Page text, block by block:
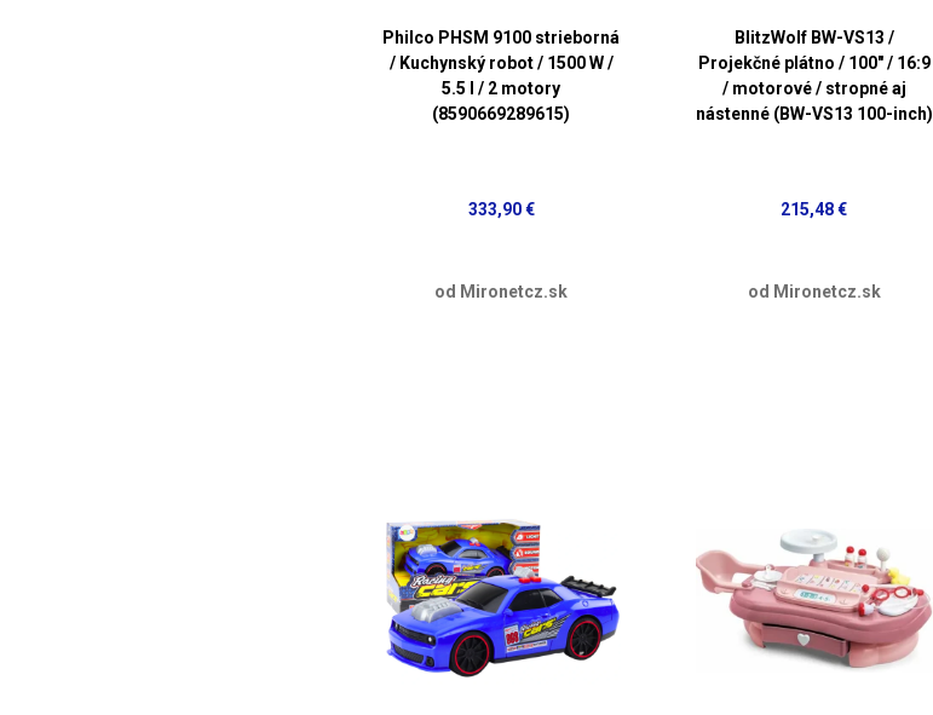
Philco PHSM 9100 strieborná
/ Kuchynský robot / 1500 W /
5.5 l / 2 motory
(8590669289615)
333,90 €
od Mironetcz.sk
BlitzWolf BW-VS13 /
Projekčné plátno / 100" / 16:9
/ motorové / stropné aj
nástenné (BW-VS13 100-inch)
215,48 €
od Mironetcz.sk